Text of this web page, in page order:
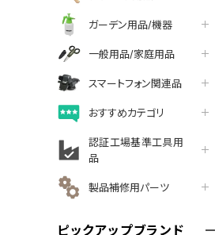
ガーデン用品/機器
一般用品/家庭用品
スマートフォン関連品
おすすめカテゴリ
認証工場基準工具用
品
製品補修用パーツ
ピックアップブランド